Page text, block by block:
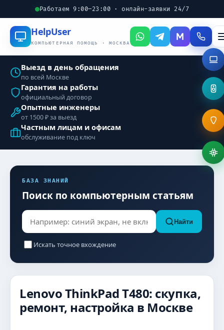
Работаем 9:00–23:00 · онлайн-заявки 24/7
HelpUser
КОМПЬЮТЕРНАЯ ПОМОЩЬ · МОСКВА
Выезд в день обращения
по всей Москве
Гарантия на работы
официальный договор
Опытные инженеры
от 1500 ₽ за выезд
Частным лицам и офисам
обслуживание под ключ
БАЗА ЗНАНИЙ
Поиск по компьютерным статьям
Найти
Искать точное вхождение
Lenovo ThinkPad T480: скупка,
ремонт, настройка в Москве